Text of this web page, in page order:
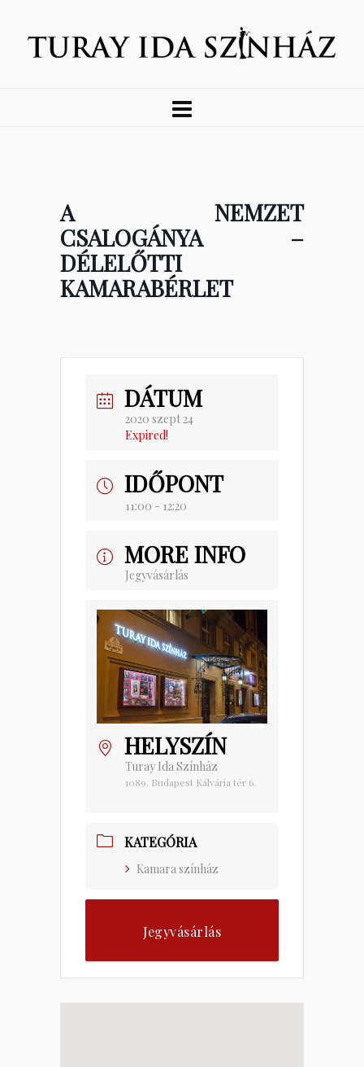
A NEMZET
CSALOGÁNYA –
DÉLELŐTTI
KAMARABÉRLET
DÁTUM
2020 szept 24
Expired!
IDŐPONT
11:00 - 12:20
MORE INFO
Jegyvásárlás
HELYSZÍN
Turay Ida Színház
1089. Budapest Kálvária tér 6.
KATEGÓRIA
Kamara színház
Jegyvásárlás